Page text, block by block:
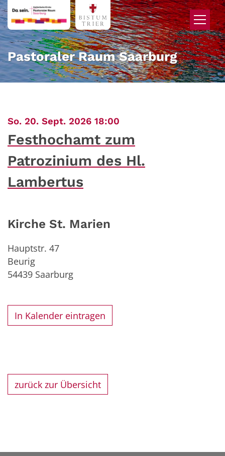
Zum Inhalt springen
Pastoraler Raum Saarburg
So. 20. Sept. 2026 18:00
Festhochamt zum
Patrozinium des Hl.
Lambertus
Kirche St. Marien
Hauptstr. 47
Beurig
54439 Saarburg
In Kalender eintragen
zurück zur Übersicht